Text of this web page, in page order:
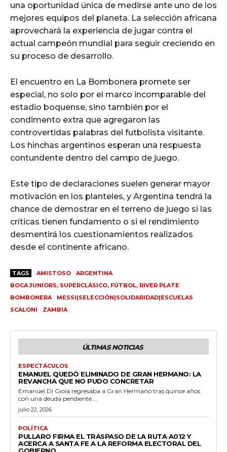
una oportunidad única de medirse ante uno de los
mejores equipos del planeta. La selección africana
aprovechará la experiencia de jugar contra el
actual campeón mundial para seguir creciendo en
su proceso de desarrollo.
El encuentro en La Bombonera promete ser
especial, no solo por el marco incomparable del
estadio boquense, sino también por el
condimento extra que agregaron las
controvertidas palabras del futbolista visitante.
Los hinchas argentinos esperan una respuesta
contundente dentro del campo de juego.
Este tipo de declaraciones suelen generar mayor
motivación en los planteles, y Argentina tendrá la
chance de demostrar en el terreno de juego si las
críticas tienen fundamento o si el rendimiento
desmentirá los cuestionamientos realizados
desde el continente africano.
TAGS AMISTOSO
ARGENTINA
BOCA JUNIORS, SUPERCLÁSICO, FÚTBOL, RIVER PLATE
BOMBONERA
MESSI|SELECCIÓN|SOLIDARIDAD|ESCUELAS
SCALONI
ZAMBIA
ÚLTIMAS NOTICIAS
ESPECTÁCULOS
EMANUEL QUEDÓ ELIMINADO DE GRAN HERMANO: LA
REVANCHA QUE NO PUDO CONCRETAR
Emanuel Di Gioia regresaba a Gran Hermano tras quince años
con una deuda pendiente....
julio 22, 2026
POLÍTICA
PULLARO FIRMA EL TRASPASO DE LA RUTA A012 Y
ACERCA A SANTA FE A LA REFORMA ELECTORAL DEL